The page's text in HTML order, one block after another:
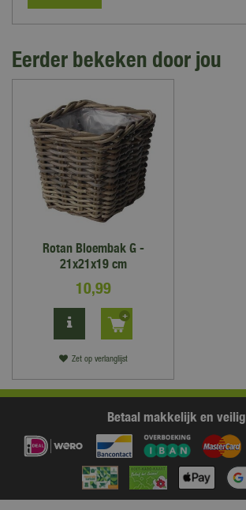
Eerder bekeken door jou
Rotan Bloembak G -
21x21x19 cm
10,99
Zet op verlanglijst
Betaal makkelijk en veilig